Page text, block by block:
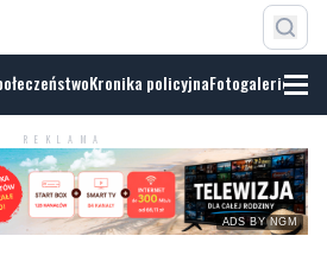
Kronika policyjnaFotogalerie
REKLAMA
NGM
Kociewskich